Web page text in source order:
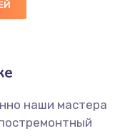
наши мастера